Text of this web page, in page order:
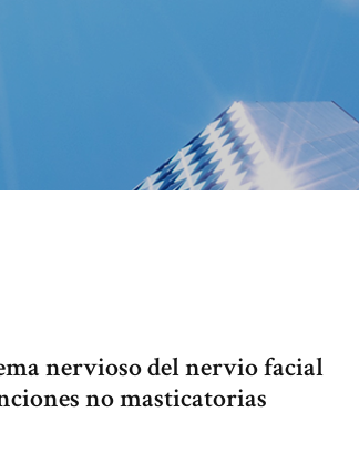
nervioso del nervio facial
no masticatorias